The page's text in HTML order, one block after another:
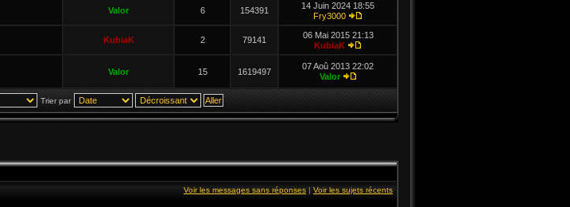
Valor 6 154391
14 Juin 2024 18:55
Fry3000
KubiaK 2 79141
06 Mai 2015 21:13
KubiaK
Valor 15 1619497
07 Aoû 2013 22:02
Valor
Trier par
Voir les messages sans réponses | Voir les sujets récents